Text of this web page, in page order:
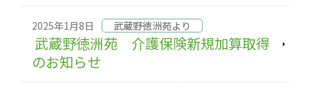
武蔵野徳洲苑 介護保険新規加算取得
のお知らせ
2025年1月8日 武蔵野徳洲苑より